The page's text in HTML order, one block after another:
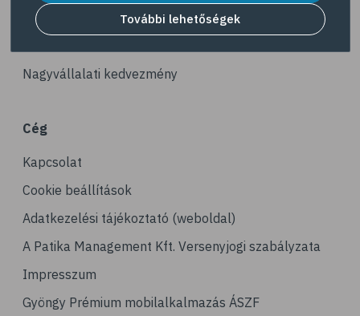
# szauna
# pakolás
# bőrrák
# napozás
# leégés
# szolárium
# köröm
# körömápolás
Gyöngy Patika Magazin
Nagyvállalati kedvezmény
Cég
Kapcsolat
Cookie beállítások
Adatkezelési tájékoztató (weboldal)
A Patika Management Kft. Versenyjogi szabályzata
Impresszum
Gyöngy Prémium mobilalkalmazás ÁSZF
További lehetőségek